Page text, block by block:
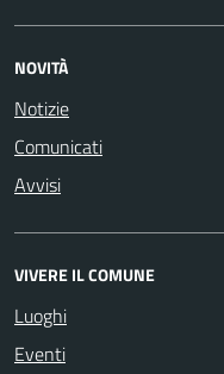
NOVITÀ
Notizie
Comunicati
Avvisi
VIVERE IL COMUNE
Luoghi
Eventi